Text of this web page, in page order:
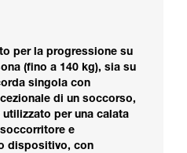
per la progressione su
(fino a 140 kg), sia su
singola con
di un soccorso,
per una calata
e
dispositivo, con